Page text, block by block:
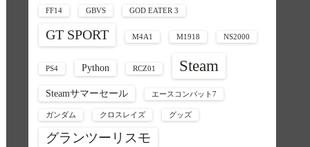
FF14 GBVS GOD EATER 3
GT SPORT M4A1 M1918 NS2000
PS4 Python RCZ01 Steam
Steamサマーセール エースコンバット7
ガンダム クロスレイズ グッズ
グランツーリスモ